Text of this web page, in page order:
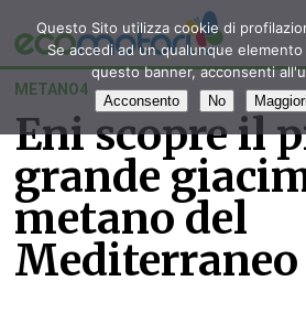
METANO4
Eni scopre il
grande
metano del
Mediterraneo
Questo Sito utilizza cookie di
Se accedi ad un qualunque
questo banner, acconsenti
Acconsento No